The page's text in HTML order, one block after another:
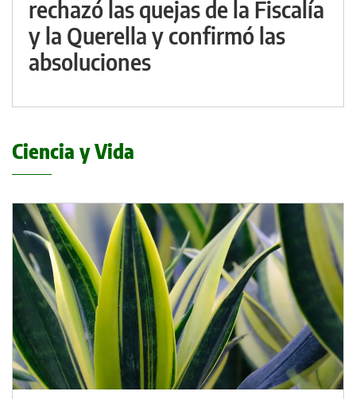
rechazó las quejas de la Fiscalía
y la Querella y confirmó las
absoluciones
Ciencia y Vida